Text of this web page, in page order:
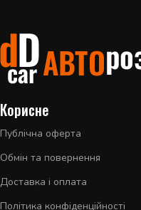
Корисне
Публічна оферта
Обмін та повернення
Доставка і оплата
Політика конфіденційності